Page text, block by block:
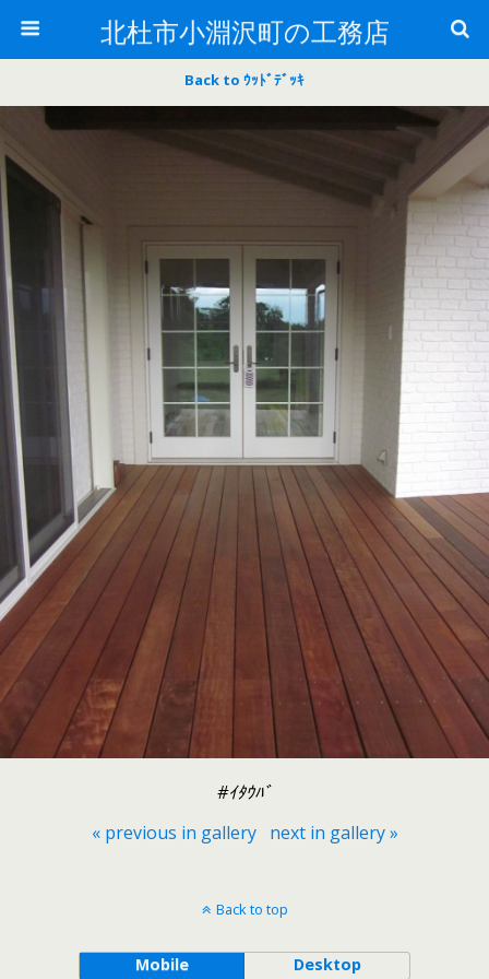
北杜市小淵沢町の工務店
Back to ｳｯﾄﾞﾃﾞｯｷ
#ｲﾀｳﾊﾞ
« previous in gallery
next in gallery »
Back to top
Mobile Desktop